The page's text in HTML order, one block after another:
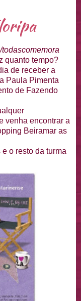
/todascomemora
quanto tempo?
de receber a
Paula Pimenta
de Fazendo
venha encontrar a
Beiramar as
o resto da turma